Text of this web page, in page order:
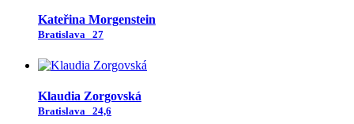
Kateřina Morgenstein
Bratislava 27
Klaudia Zorgovská
Bratislava 24,6